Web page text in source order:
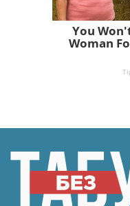
You
Woman